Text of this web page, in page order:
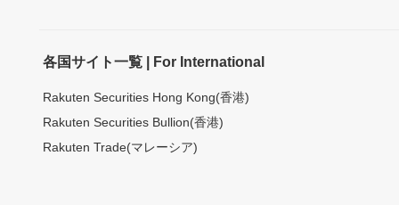
各国サイト一覧 | For International
Rakuten Securities Hong Kong(香港)
Rakuten Securities Bullion(香港)
Rakuten Trade(マレーシア)